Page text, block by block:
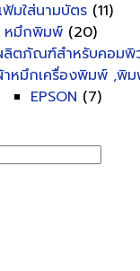
ฟ้มใส่นามบัตร (11)
หมึกพิมพ์ (20)
ลิตภัณฑ์สำหรับคอมพิ
าหมึกเครื่องพิมพ์ ,พิ
EPSON (7)